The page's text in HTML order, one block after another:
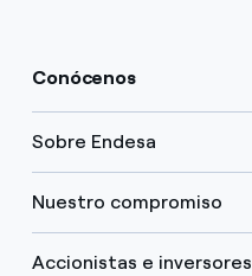
Conócenos
Sobre Endesa
Nuestro compromiso
Accionistas e inversores